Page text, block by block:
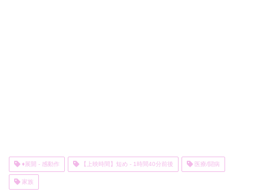
♦展開 - 感動作 【上映時間】短め - 1時間40分前後 医療/闘病
家族